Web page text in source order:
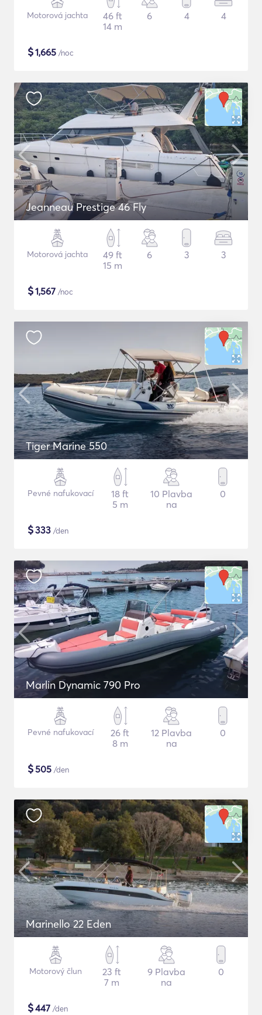
Motorová jachta
46 ft
14 m
6 4 4
$1,665 /noc
Jeanneau Prestige 46 Fly
Motorová jachta
49 ft
15 m
6 3 3
$1,567 /noc
Tiger Marine 550
Pevné nafukovací
18 ft
5 m
10 Plavba
na
0
$333 /den
Marlin Dynamic 790 Pro
Pevné nafukovací
26 ft
8 m
12 Plavba
na
0
$505 /den
Marinello 22 Eden
Motorový člun
23 ft
7 m
9 Plavba
na
0
$447 /den